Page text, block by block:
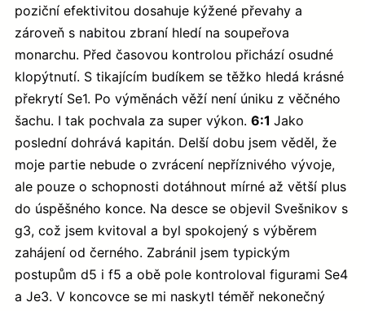
poziční efektivitou dosahuje kýžené převahy a
zároveň s nabitou zbraní hledí na soupeřova
monarchu. Před časovou kontrolou přichází osudné
klopýtnutí. S tikajícím budíkem se těžko hledá krásné
překrytí Se1. Po výměnách věží není úniku z věčného
šachu. I tak pochvala za super výkon. 6:1 Jako
poslední dohrává kapitán. Delší dobu jsem věděl, že
moje partie nebude o zvrácení nepříznivého vývoje,
ale pouze o schopnosti dotáhnout mírné až větší plus
do úspěšného konce. Na desce se objevil Svešnikov s
g3, což jsem kvitoval a byl spokojený s výběrem
zahájení od černého. Zabránil jsem typickým
postupům d5 i f5 a obě pole kontroloval figurami Se4
a Je3. V koncovce se mi naskytl téměř nekonečný